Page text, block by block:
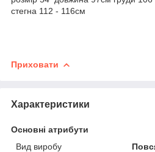
стегна 112 - 116см
Приховати
Характеристики
Основні атрибути
Вид виробу